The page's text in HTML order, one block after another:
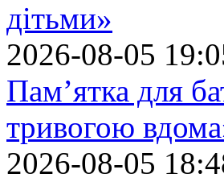
дітьми»
2026-08-05
Пам’ятка для
тривогою
2026-08-05